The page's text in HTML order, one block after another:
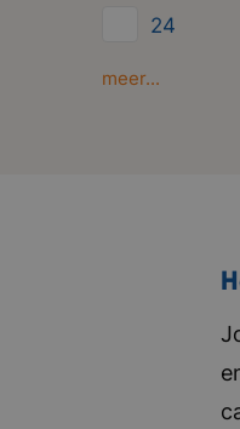
24
Minder
meer...